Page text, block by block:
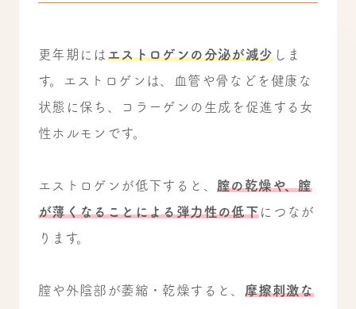
更年期にはエストロゲンの分泌が減少しま
す。エストロゲンは、血管や骨などを健康な
状態に保ち、コラーゲンの生成を促進する女
性ホルモンです。
エストロゲンが低下すると、 膣の乾燥や、膣
が薄くなることによる弾力性の低下につなが
ります。
膣や外陰部が萎縮・乾燥すると、 摩擦刺激な